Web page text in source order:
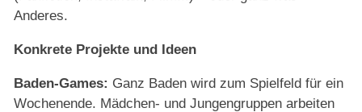
Anderes.
Konkrete Projekte und Ideen
Baden-­Games: Ganz Baden wird zum Spielfeld für ein
Wochenende. Mädchen- und Jungengruppen arbeiten